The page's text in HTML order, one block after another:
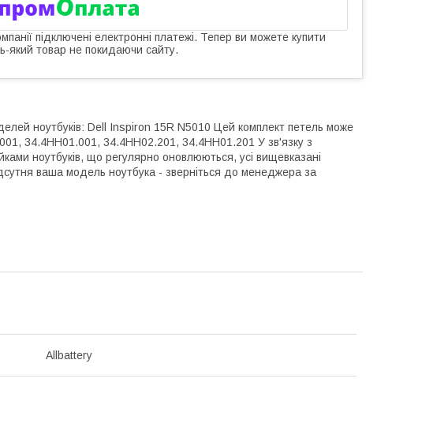
підключені електронні платежі. Тепер ви можете купити
який товар не покидаючи сайту.
ноутбуків: Dell Inspiron 15R N5010 Цей комплект петель може
34.4HH01.001, 34.4HH02.201, 34.4HH01.201 У зв'язку з
ноутбуків, що регулярно оновлюються, усі вищевказані
ваша модель ноутбука - зверніться до менеджера за
Allbattery